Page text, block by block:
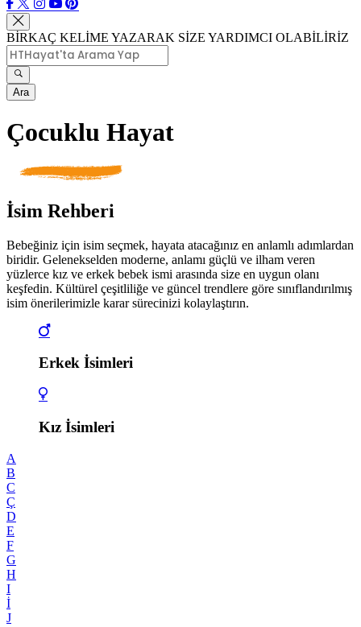
BİRKAÇ KELİME YAZARAK SİZE YARDIMCI OLABİLİRİZ
Ara
Çocuklu Hayat
İsim Rehberi
Bebeğiniz için isim seçmek, hayata atacağınız en anlamlı adımlardan
biridir. Gelenekselden moderne, anlamı güçlü ve ilham veren
yüzlerce kız ve erkek bebek ismi arasında size en uygun olanı
keşfedin. Kültürel çeşitliliğe ve güncel trendlere göre sınıflandırılmış
isim önerilerimizle karar sürecinizi kolaylaştırın.
Erkek İsimleri
Kız İsimleri
A
B
C
Ç
D
E
F
G
H
I
İ
J